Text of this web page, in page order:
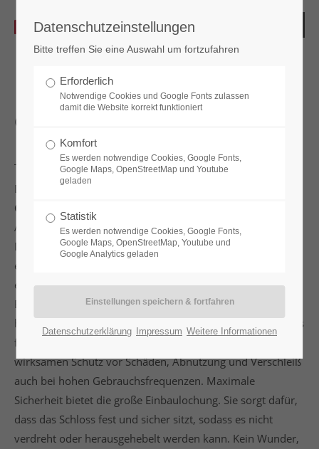
Combipad RTC
Das hochwertige elektronische Zahlencode-Fallenschloss
Combipad
Aufbewahrung von Wertgegenständen im Indoorbereich.
Dieses codesichere Schloss mit wählbaren Funktionen
erleichtert nicht nur den Alltag, sondern sticht durch das
edle Design, den robusten und feuerfesten Tasten aus
Edelstahl, sowie mit dem ergonomischen Drehknauf
hervor. Das solide, aus Zamak gegossene Gehäuse und das
flache Zahlenpad mit gelaserten Ziffern gewährleisten
wirksamen Schutz vor Schäden, Abnutzung und Verschleiß
auch bei hohen Gebrauchsfrequenzen. Maximale
Sicherheit bietet die große Einbaulochung. Sie sorgt dafür,
dass das Schloss fest und sicher sitzt, sodass es nicht
verdreht oder herausgehebelt werden kann. Kein Wunder,
Datenschutzeinstellungen
Bitte treffen Sie eine Auswahl um fortzufahren
Erforderlich
Notwendige Cookies und Google Fonts zulassen
damit die Website korrekt funktioniert
Komfort
Es werden notwendige Cookies, Google Fonts,
Google Maps, OpenStreetMap und Youtube
geladen
Statistik
Es werden notwendige Cookies, Google Fonts,
Google Maps, OpenStreetMap, Youtube und
Google Analytics geladen
Datenschutzerklärung Impressum Weitere Informationen